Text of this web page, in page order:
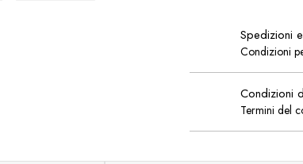
Spedizioni
Condizioni
Condizioni
Termini del